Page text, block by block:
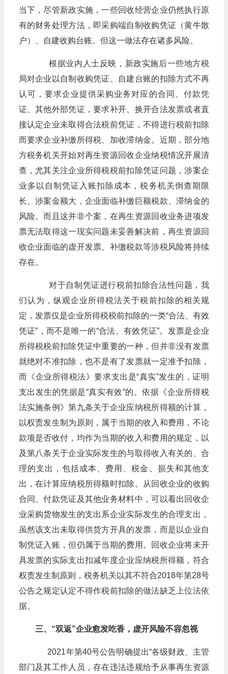
当下，尽管新政实施，一些回收经营企业仍然执行原
有的财务处理方法，即采购端自制收购凭证（黄牛散
户）、自建收购台账。但这一做法存在诸多风险。
根据业内人士反映，新政实施后一些地方税
局对企业以自制收购凭证、自建台账的扣除方式不再
认可，要求企业提供采购业务对应的合同、付款凭
证、其他外部凭证，要求补开、换开合法发票或者直
接认定企业未取得合法税前凭证，不得进行税前扣除
而要求企业补缴所得税、加收滞纳金。近期，部分地
方税务机关开始对再生资源回收企业纳税情况开展清
查，尤其关注企业所得税税前扣除凭证问题，涉案企
业多以自制凭证入账扣除成本，税务机关倒查期限
长、涉案金额大，企业面临补缴巨额税款、滞纳金的
风险。而且这并非个案，在再生资源回收业务进项发
票无法取得这一现实问题未妥善解决前，再生资源回
收企业面临的虚开发票、补缴税款等涉税风险将持续
存在。
对于自制凭证进行税前扣除合法性问题，我
们认为，纵观企业所得税法关于税前扣除的相关规
定，发票仅是企业所得税税前扣除的一类“合法、有效
凭证”，而不是唯一的“合法、有效凭证”。发票是企业
所得税税前扣除凭证中重要的一种，但并非没有发票
就绝对不准扣除，也不是有了发票就一定准予扣除，
而《企业所得税法》要求支出是“真实”发生的，证明
支出发生的凭据是“真实有效”的。依据《企业所得税
法实施条例》第九条关于企业应纳税所得额的计算，
以权责发生制为原则，属于当期的收入和费用，不论
款项是否收付，均作为当期的收入和费用的规定，以
及第八条关于企业实际发生的与取得收入有关的、合
理的支出，包括成本、费用、税金、损失和其他支
出，在计算应纳税所得额时扣除。从回收企业的收购
合同、付款凭证及其他业务材料中，可以看出回收企
业采购货物发生的支出系企业实际发生的合理支出，
虽然该支出未取得供货方开具的发票，而是以企业自
制凭证入账，但仍属于当期的费用。回收企业将未开
具发票的实际支出扣减年度企业应纳税所得额，符合
权责发生制原则，税务机关以其不符合2018年第28号
公告之规定认定不得作税前扣除的做法缺乏上位法依
据。
三、“双返”企业愈发吃香，虚开风险不容忽视
2021年第40号公告明确提出“各级财政、主管
部门及其工作人员，存在违法违规给予从事再生资源